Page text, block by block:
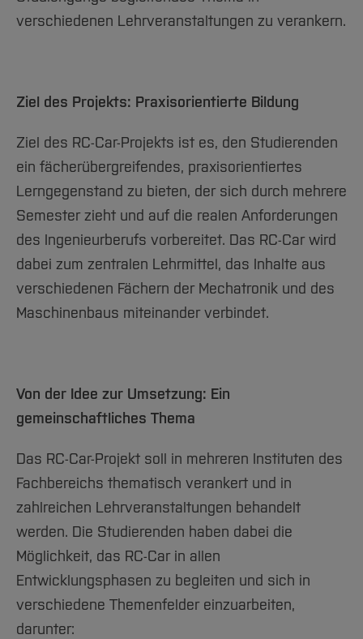
Arbeiten im FB G
Forschung und Projekte
Service
Studiengänge
Aktuelles
Forschung und Entwicklung
Team
Service
Amtliche Bekanntmachungen
Familiengerechte Hochschule
Vertretungen
Hochschulbibliothek
Medienzentrum
Zentrale Studienberatung
verschiedenen Lehrveranstaltungen zu verankern.
Ziel des Projekts: Praxisorientierte Bildung
Ziel des RC-Car-Projekts ist es, den Studierenden
ein fächerübergreifendes, praxisorientiertes
Lerngegenstand zu bieten, der sich durch mehrere
Semester zieht und auf die realen Anforderungen
des Ingenieurberufs vorbereitet. Das RC-Car wird
dabei zum zentralen Lehrmittel, das Inhalte aus
verschiedenen Fächern der Mechatronik und des
Maschinenbaus miteinander verbindet.
Von der Idee zur Umsetzung: Ein
gemeinschaftliches Thema
Das RC-Car-Projekt soll in mehreren Instituten des
Fachbereichs thematisch verankert und in
zahlreichen Lehrveranstaltungen behandelt
werden. Die Studierenden haben dabei die
Möglichkeit, das RC-Car in allen
Entwicklungsphasen zu begleiten und sich in
verschiedene Themenfelder einzuarbeiten,
darunter: